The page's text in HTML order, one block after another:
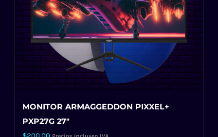
MONITOR ARMAGGEDDON PIXXEL+
PXP27G 27″